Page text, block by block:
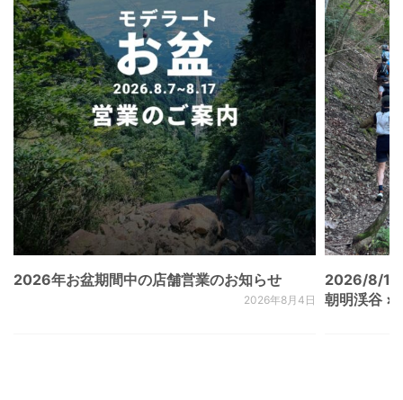
2026年お盆期間中の店舗営業のお知らせ
2026年8月4日
2026/8/
朝明渓谷 ×